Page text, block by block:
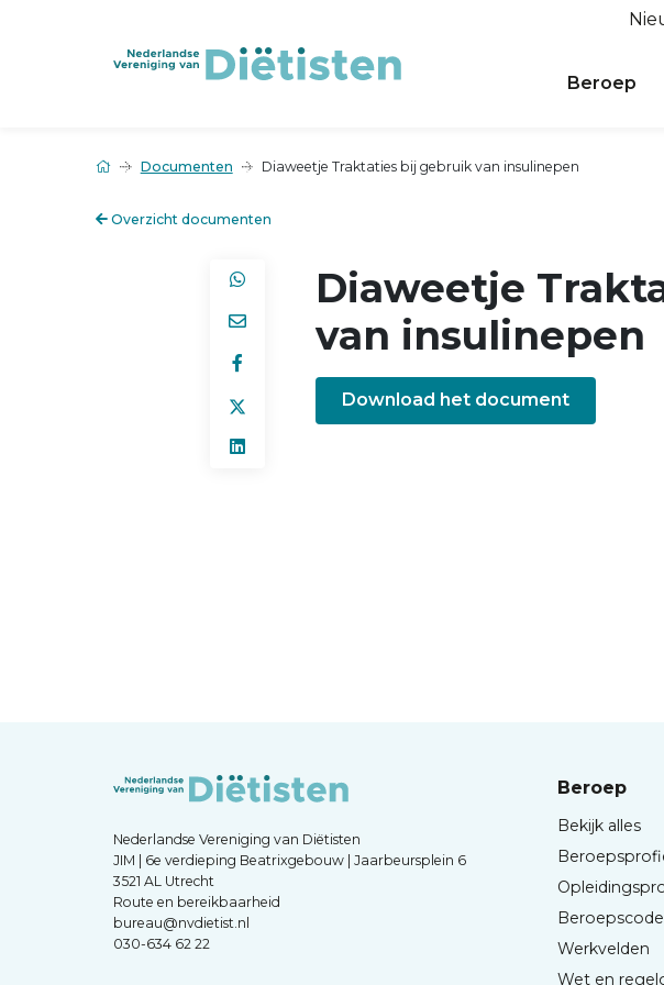
Beroep
Documenten Diaweetje Traktaties bij gebruik van insulinepen
Overzicht documenten
Diaweetje
van insulinepen
Download het document
Nederlandse Vereniging van Diëtisten
JIM | 6e verdieping Beatrixgebouw | Jaarbeursplein 6
3521 AL Utrecht
Route en bereikbaarheid
bureau@nvdietist.nl
030-634 62 22
Beroep
Bekijk alles
Beroepscode
Werkvelden
Wet en